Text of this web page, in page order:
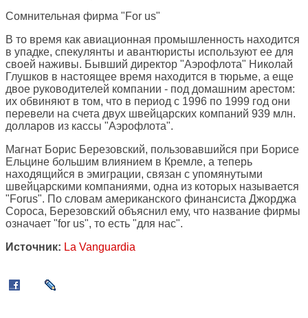
Сомнительная фирма "For us"
В то время как авиационная промышленность находится
в упадке, спекулянты и авантюристы используют ее для
своей наживы. Бывший директор "Аэрофлота" Николай
Глушков в настоящее время находится в тюрьме, а еще
двое руководителей компании - под домашним арестом:
их обвиняют в том, что в период с 1996 по 1999 год они
перевели на счета двух швейцарских компаний 939 млн.
долларов из кассы "Аэрофлота".
Магнат Борис Березовский, пользовавшийся при Борисе
Ельцине большим влиянием в Кремле, а теперь
находящийся в эмиграции, связан с упомянутыми
швейцарскими компаниями, одна из которых называется
"Forus". По словам американского финансиста Джорджа
Сороса, Березовский объяснил ему, что название фирмы
означает "for us", то есть "для нас".
Источник: La Vanguardia